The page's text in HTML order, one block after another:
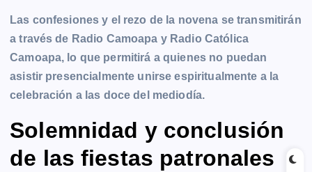
Las confesiones y el rezo de la novena se transmitirán
a través de Radio Camoapa y Radio Católica
Camoapa, lo que permitirá a quienes no puedan
asistir presencialmente unirse espiritualmente a la
celebración a las doce del mediodía.
Solemnidad y conclusión
de las fiestas patronales